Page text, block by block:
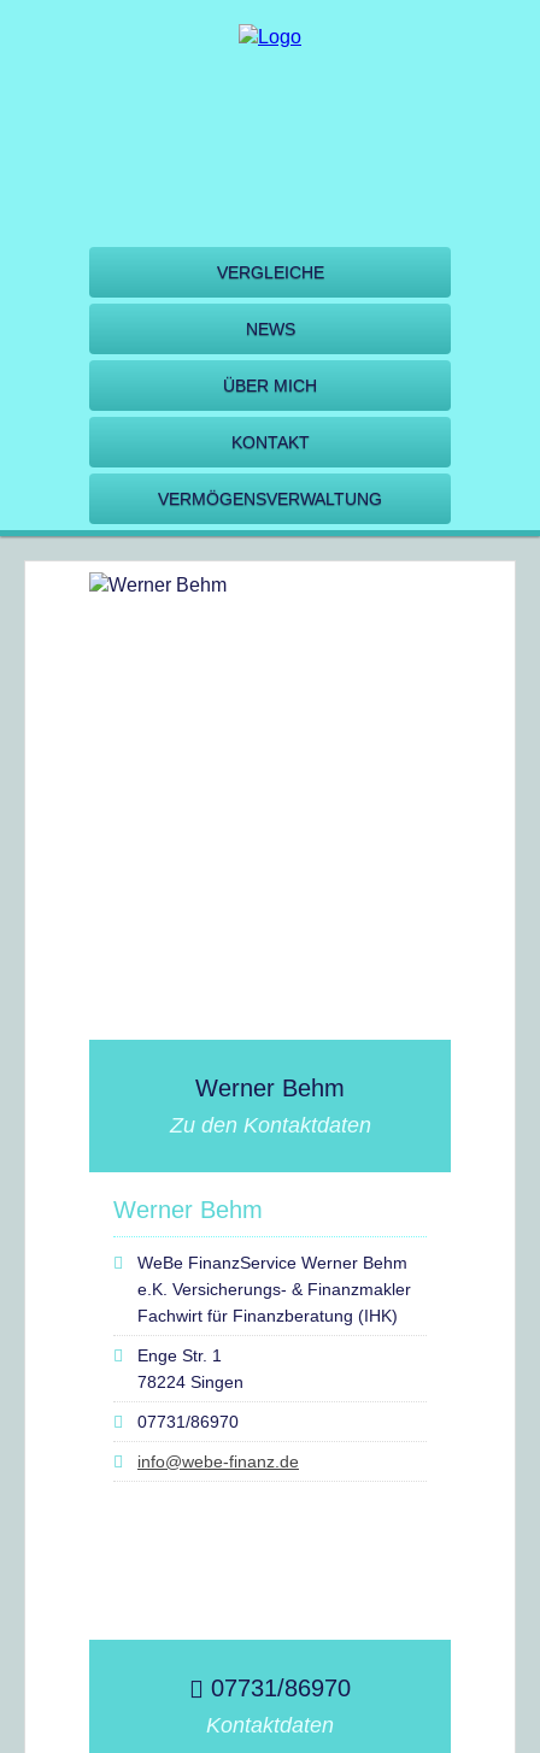
VERGLEICHE
NEWS
ÜBER MICH
KONTAKT
VERMÖGENSVERWALTUNG
Werner Behm
Zu den Kontaktdaten
Werner Behm
WeBe FinanzService Werner Behm
e.K. Versicherungs- & Finanzmakler
Fachwirt für Finanzberatung (IHK)
Enge Str. 1
78224 Singen
07731/86970
info@webe-finanz.de
07731/86970
Kontaktdaten